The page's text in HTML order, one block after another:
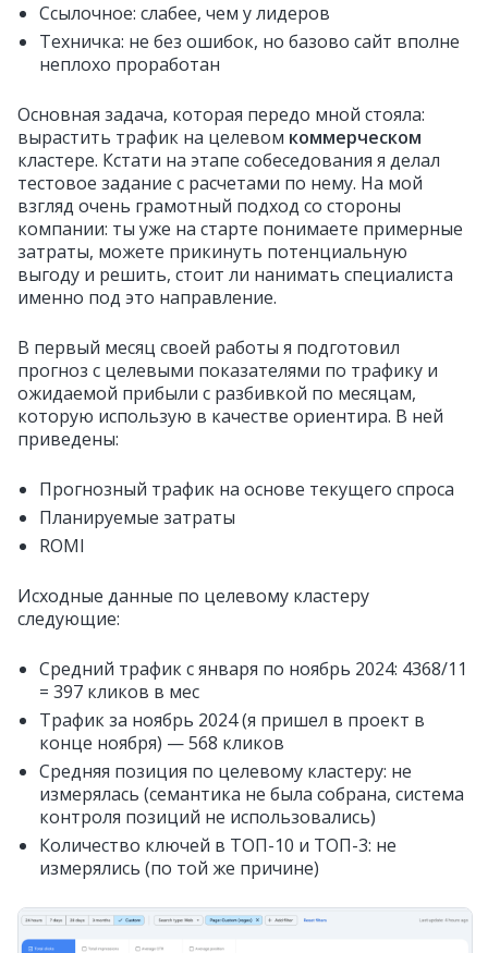
Ссылочное: слабее, чем у лидеров
Техничка: не без ошибок, но базово сайт вполне
неплохо проработан
Основная задача, которая передо мной стояла:
вырастить трафик на целевом коммерческом
кластере. Кстати на этапе собеседования я делал
тестовое задание с расчетами по нему. На мой
взгляд очень грамотный подход со стороны
компании: ты уже на старте понимаете примерные
затраты, можете прикинуть потенциальную
выгоду и решить, стоит ли нанимать специалиста
именно под это направление.
В первый месяц своей работы я подготовил
прогноз с целевыми показателями по трафику и
ожидаемой прибыли с разбивкой по месяцам,
которую использую в качестве ориентира. В ней
приведены:
Прогнозный трафик на основе текущего спроса
Планируемые затраты
ROMI
Исходные данные по целевому кластеру
следующие:
Средний трафик с января по ноябрь 2024: 4368/11
= 397 кликов в мес
Трафик за ноябрь 2024 (я пришел в проект в
конце ноября) — 568 кликов
Средняя позиция по целевому кластеру: не
измерялась (семантика не была собрана, система
контроля позиций не использовались)
Количество ключей в ТОП-10 и ТОП-3: не
измерялись (по той же причине)